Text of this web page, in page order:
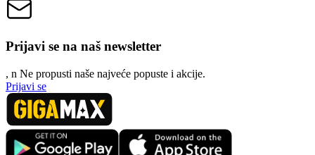
Prijavi se na naš newsletter
, n Ne propusti naše najveće popuste i akcije.
Prijavi se